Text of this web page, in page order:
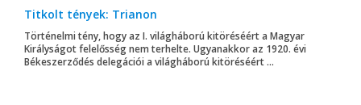
Titkolt tények: Trianon
Történelmi tény, hogy az I. világháború kitöréséért a Magyar
Királyságot felelősség nem terhelte. Ugyanakkor az 1920. évi
Békeszerződés delegációi a világháború kitöréséért ...